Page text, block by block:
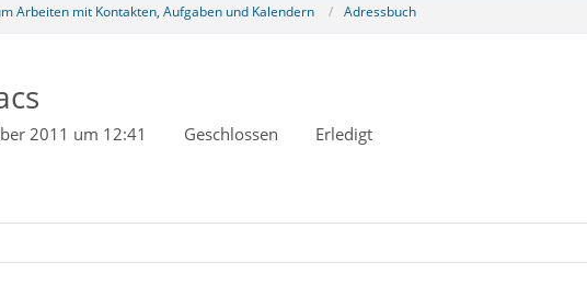
Arbeiten mit Kontakten, Aufgaben und Kalendern Adressbuch
2011 um 12:41 Geschlossen Erledigt